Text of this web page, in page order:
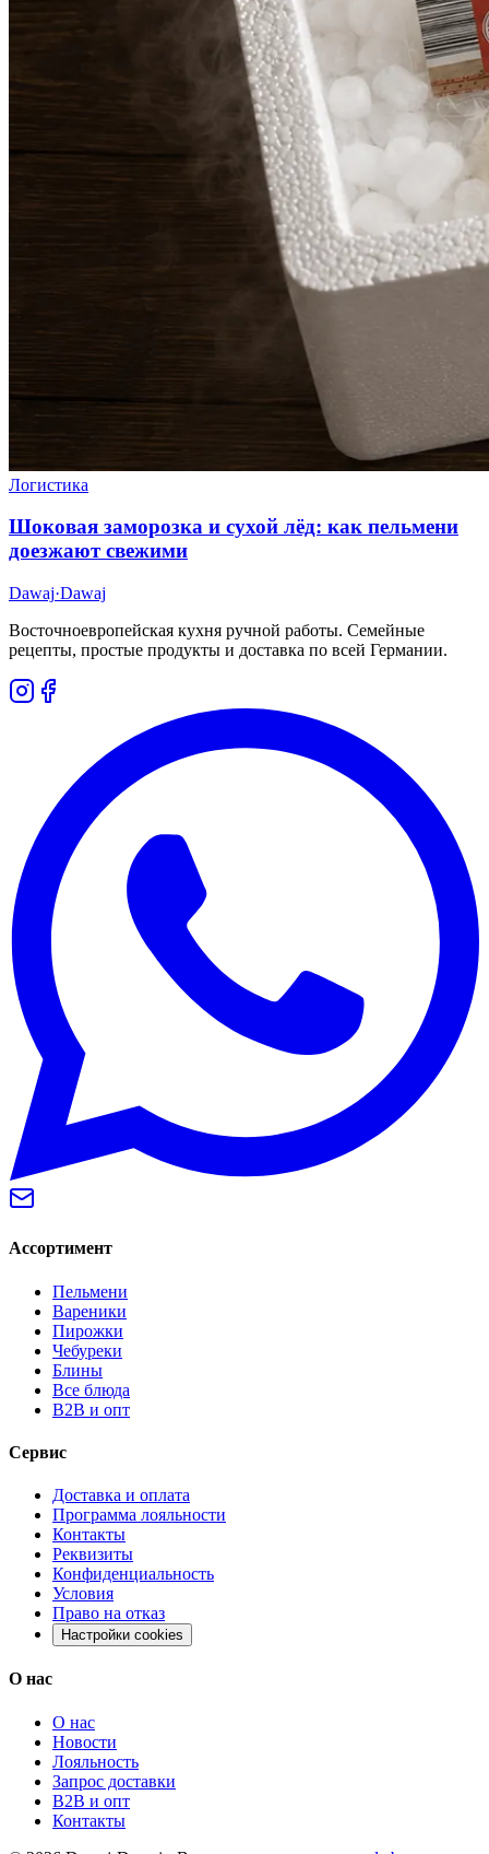
Логистика
Шоковая заморозка и сухой лёд: как пельмени
доезжают свежими
Dawaj·Dawaj
Восточноевропейская кухня ручной работы. Семейные
рецепты, простые продукты и доставка по всей Германии.
Ассортимент
Пельмени
Вареники
Пирожки
Чебуреки
Блины
Все блюда
B2B и опт
Сервис
Доставка и оплата
Программа лояльности
Контакты
Реквизиты
Конфиденциальность
Условия
Право на отказ
Настройки cookies
О нас
О нас
Новости
Лояльность
Запрос доставки
B2B и опт
Контакты